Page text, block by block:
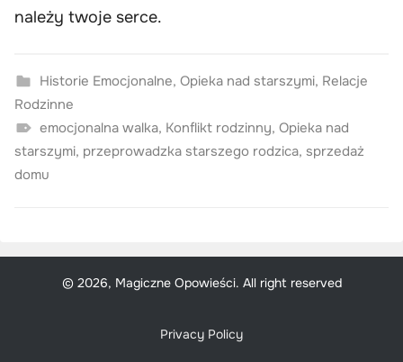
należy twoje serce.
Historie Emocjonalne, Opieka nad starszymi, Relacje
Rodzinne
emocjonalna walka, Konflikt rodzinny, Opieka nad
starszymi, przeprowadzka starszego rodzica, sprzedaż
domu
© 2026, Magiczne Opowieści. All right reserved
Privacy Policy